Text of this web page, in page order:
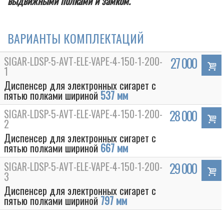
ВАРИАНТЫ КОМПЛЕКТАЦИЙ
SIGAR-LDSP-5-AVT-ELE-VAPE-4-150-1-200-
1
Диспенсер для электронных сигарет с
пятью полками шириной 537 мм
27 000
SIGAR-LDSP-5-AVT-ELE-VAPE-4-150-1-200-
2
Диспенсер для электронных сигарет с
пятью полками шириной 667 мм
28 000
SIGAR-LDSP-5-AVT-ELE-VAPE-4-150-1-200-
3
Диспенсер для электронных сигарет с
пятью полками шириной 797 мм
29 000